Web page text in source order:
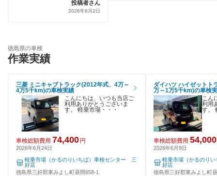
投稿者さん
2026年8月2日
徳島県の車検
作業実績
三菱 ミニキャブトラック(2012年式、4万～
4万5千km)の車検実績
こんにちは、いつも当店ご
利用ありがとうございま
す。 軽乗市場・・・
車検総額費用 74,400 円
2026年6月24日
軽乗市場（かるのりいちば）車検センター 三
好店
徳島県三好郡東みよし町昼間658-1
ダイハツ ハイゼットト
万～1万5千km)の車検
こん
利用
す。
車検総額費用 54,000
2026年6月9日
軽乗市場（かるのり
好店
徳島県三好郡東みよし町